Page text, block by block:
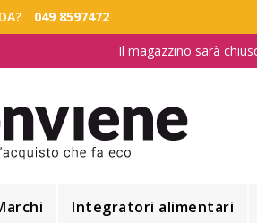
049 8597472
Il magazzino sarà
Integratori alimentari